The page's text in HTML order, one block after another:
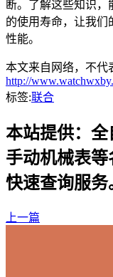
断。了解这些知识，
的使用寿命，让我们
性能。
本文来自网络，不代
http://
标签:联合
本站提供：全
手动机械表
快速查询服务
上一篇